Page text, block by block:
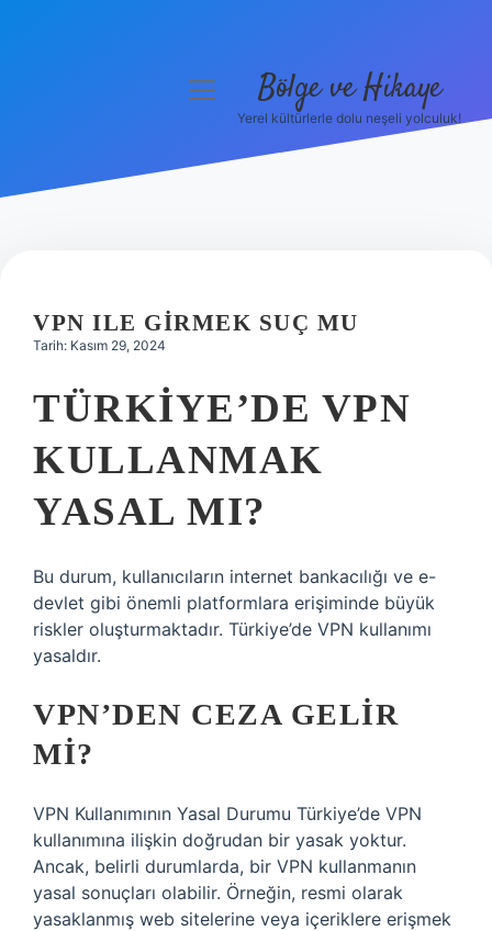
Hakkımızda
menüyü
Bölge ve Hikaye
Yerel kültürlerle dolu neşeli yolculuk!
VPN ILE GIRMEK SUÇ MU
Tarih: Kasım 29, 2024
TÜRKIYE’DE VPN
KULLANMAK
YASAL MI?
Bu durum, kullanıcıların internet bankacılığı ve e-
devlet gibi önemli platformlara erişiminde büyük
riskler oluşturmaktadır. Türkiye’de VPN kullanımı
yasaldır.
VPN’DEN CEZA GELIR
MI?
VPN Kullanımının Yasal Durumu Türkiye’de VPN
kullanımına ilişkin doğrudan bir yasak yoktur.
Ancak, belirli durumlarda, bir VPN kullanmanın
yasal sonuçları olabilir. Örneğin, resmi olarak
yasaklanmış web sitelerine veya içeriklere erişmek